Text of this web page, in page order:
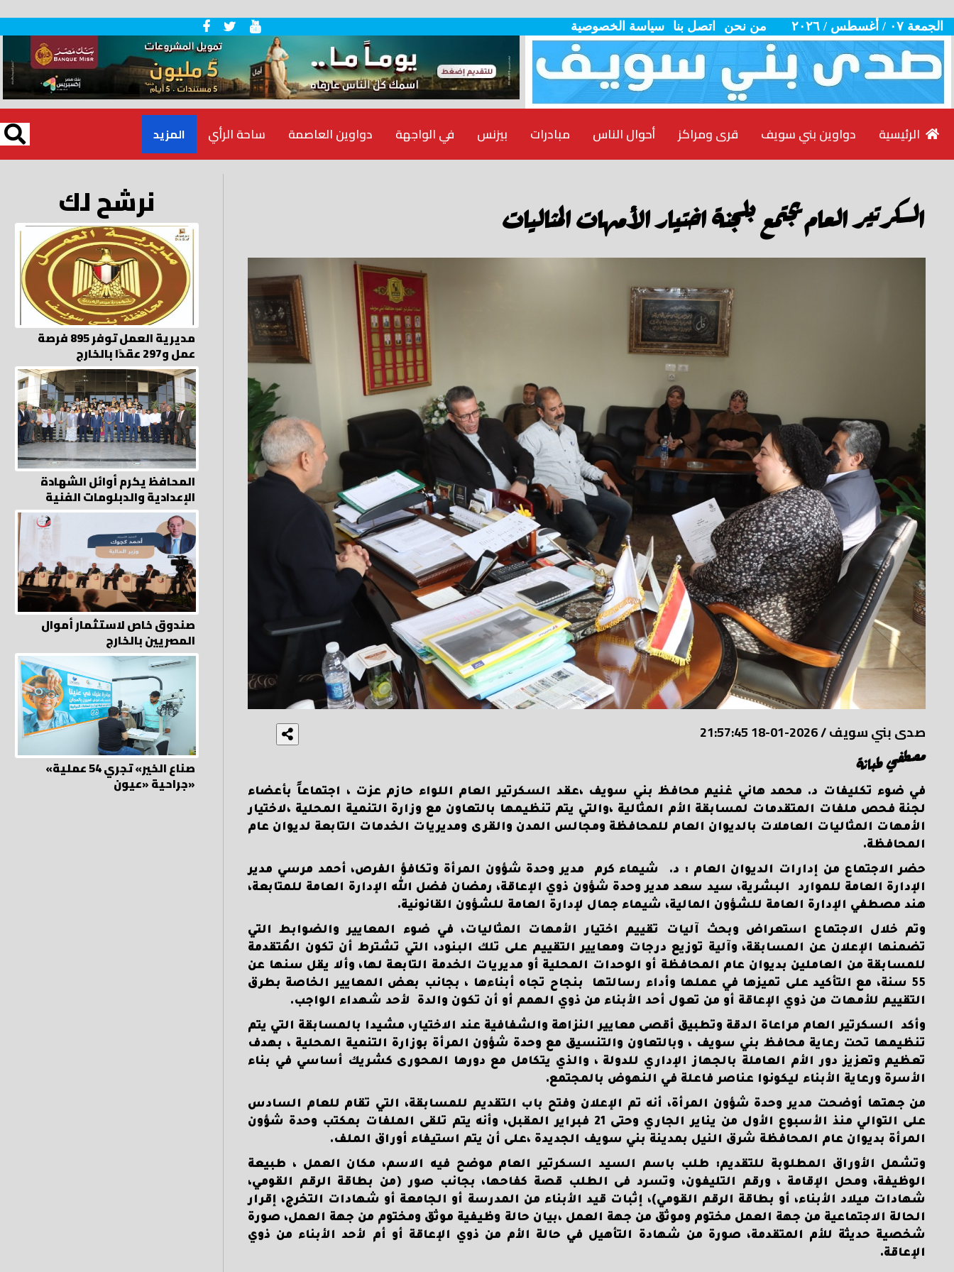
الجمعة ٠٧ / أغسطس / ٢٠٢٦ من نحن اتصل بنا سياسة الخصوصية
المزيد ساحة الرأي دواوين العاصمة في الواجهة بيزنس مبادرات أحوال الناس قرى ومراكز دواوين بني سويف
السكرتير العام يجتمع بلجنة اختيار الأمهات المثاليات
صدى بني سويف/
2026-01-18 21:57:45
مصطفي طبانة
في ضوء تكليفات د. محمد هاني غنيم محافظ بني سويف ،عقد السكرتير العام اللواء حازم عزت ، اجتماعاً بأعضاء
لجنة فحص ملفات المتقدمات لمسابقة الأم المثالية ،والتي يتم تنظيمها بالتعاون مع وزارة التنمية المحلية ،لاختيار
الأمهات المثاليات العاملات بالديوان العام للمحافظة ومجالس المدن والقرى ومديريات الخدمات التابعة لديوان عام
المحافظة.
حضر الاجتماع من إدارات الديوان العام : د. شيماء كرم مدير وحدة شؤون المرأة وتكافؤ الفرص، أحمد مرسي مدير
الإدارة العامة للموارد البشرية، سيد سعد مدير وحدة شؤون ذوي الإعاقة، رمضان فضل الله الإدارة العامة للمتابعة،
هند مصطفي الإدارة العامة للشؤون المالية، شيماء جمال لإدارة العامة للشؤون القانونية.
وتم خلال الاجتماع استعراض وبحث آليات تقييم اختيار الأمهات المثاليات، في ضوء المعايير والضوابط التي
تضمنها الإعلان عن المسابقة، وآلية توزيع درجات ومعايير التقييم على تلك البنود، التي تشترط أن تكون المُتقدمة
للمسابقة من العاملين بديوان عام المحافظة أو الوحدات المحلية أو مديريات الخدمة التابعة لها، وألا يقل سنها عن
55 سنة، مع التأكيد على تميزها في عملها وأداء رسالتها بنجاح تجاه أبناءها ، بجانب بعض المعايير الخاصة بطرق
التقييم للأمهات من ذوي الإعاقة أو من تعول أحد الأبناء من ذوي الهمم أو أن تكون والدة لأحد شهداء الواجب.
وأكد السكرتير العام مراعاة الدقة وتطبيق أقصى معايير النزاهة والشفافية عند الاختيار، مشيدا بالمسابقة التي يتم
تنظيمها تحت رعاية محافظ بني سويف ، وبالتعاون والتنسيق مع وحدة شؤون المرأة بوزارة التنمية المحلية ، بهدف
تعظيم وتعزيز دور الأم العاملة بالجهاز الإداري للدولة ، والذي يتكامل مع دورها المحورى كشريك أساسي في بناء
الأسرة ورعاية الأبناء ليكونوا عناصر فاعلة في النهوض بالمجتمع.
من جهتها أوضحت مدير وحدة شؤون المرأة، أنه تم الإعلان وفتح باب التقديم للمسابقة، التي تقام للعام السادس
على التوالي منذ الأسبوع الأول من يناير الجاري وحتى 21 فبراير المقبل، وأنه يتم تلقى الملفات بمكتب وحدة شؤون
المرأة بديوان عام المحافظة شرق النيل بمدينة بني سويف الجديدة ،على أن يتم استيفاء أوراق الملف.
وتشمل الأوراق المطلوبة للتقديم: طلب باسم السيد السكرتير العام موضح فيه الاسم، مكان العمل ، طبيعة
الوظيفة، ومحل الإقامة ، ورقم التليفون، وتسرد فى الطلب قصة كفاحها، بجانب صور (من بطاقة الرقم القومي،
شهادات ميلاد الأبناء، أو بطاقة الرقم القومي)، إثبات قيد الأبناء من المدرسة أو الجامعة أو شهادات التخرج، إقرار
الحالة الاجتماعية من جهة العمل مختوم وموثق من جهة العمل ،بيان حالة وظيفية موثق ومختوم من جهة العمل، صورة
شخصية حديثة للأم المتقدمة، صورة من شهادة التأهيل في حالة الأم من ذوي الإعاقة أو أم لأحد الأبناء من ذوي
الإعاقة.
نرشح لك
مديرية العمل توفر 895 فرصة
عمل و297 عقدًا بالخارج
المحافظ يكرم أوائل الشهادة
الإعدادية والدبلومات الفنية
صندوق خاص لاستثمار أموال
المصريين بالخارج
«صناع الخير» تجري 54 عملية
جراحية «عيون»